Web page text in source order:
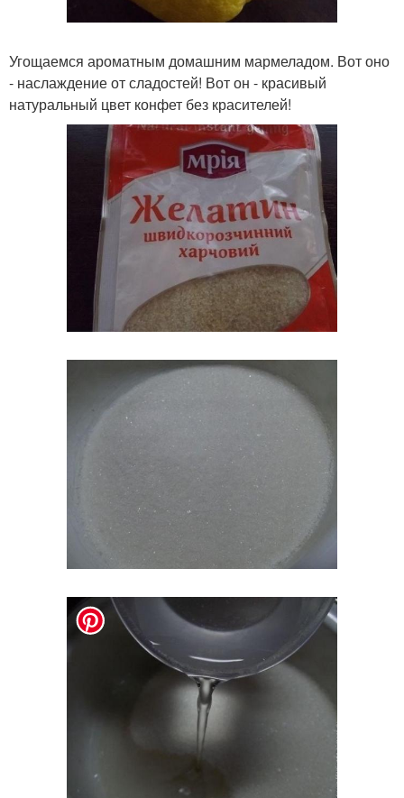
Угощаемся ароматным домашним мармеладом. Вот оно
- наслаждение от сладостей! Вот он - красивый
натуральный цвет конфет без красителей!